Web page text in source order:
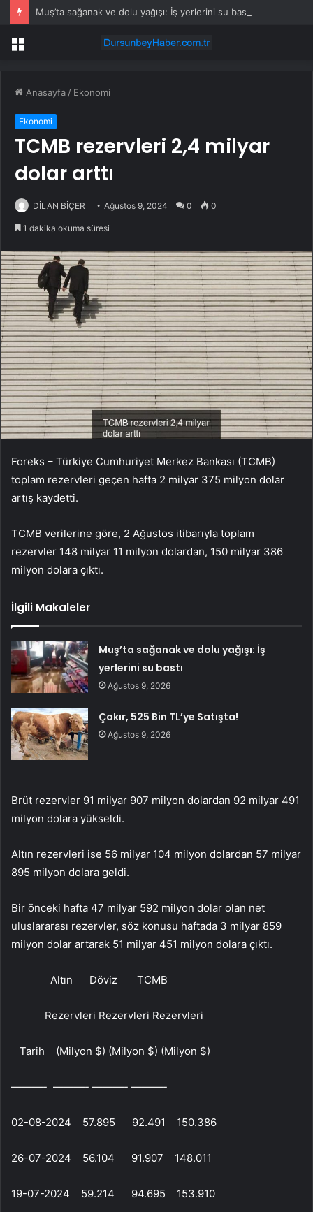
Muş’ta sağanak ve dolu yağışı: İş yerlerini su bastı
Menü
Anasayfa / Ekonomi
Ekonomi
TCMB rezervleri 2,4 milyar
dolar arttı
DİLAN BİÇER Ağustos 9, 2024 0 0
1 dakika okuma süresi
Foreks – Türkiye Cumhuriyet Merkez Bankası (TCMB)
toplam rezervleri geçen hafta 2 milyar 375 milyon dolar
artış kaydetti.
TCMB verilerine göre, 2 Ağustos itibarıyla toplam
rezervler 148 milyar 11 milyon dolardan, 150 milyar 386
milyon dolara çıktı.
İlgili Makaleler
Muş’ta sağanak ve dolu yağışı: İş
yerlerini su bastı
Ağustos 9, 2026
Çakır, 525 Bin TL’ye Satışta!
Ağustos 9, 2026
Brüt rezervler 91 milyar 907 milyon dolardan 92 milyar 491
milyon dolara yükseldi.
Altın rezervleri ise 56 milyar 104 milyon dolardan 57 milyar
895 milyon dolara geldi.
Bir önceki hafta 47 milyar 592 milyon dolar olan net
uluslararası rezervler, söz konusu haftada 3 milyar 859
milyon dolar artarak 51 milyar 451 milyon dolara çıktı.
Altın Döviz TCMB
Rezervleri Rezervleri Rezervleri
Tarih (Milyon $) (Milyon $) (Milyon $)
———- ———- ———- ———-
02-08-2024 57.895 92.491 150.386
26-07-2024 56.104 91.907 148.011
19-07-2024 59.214 94.695 153.910